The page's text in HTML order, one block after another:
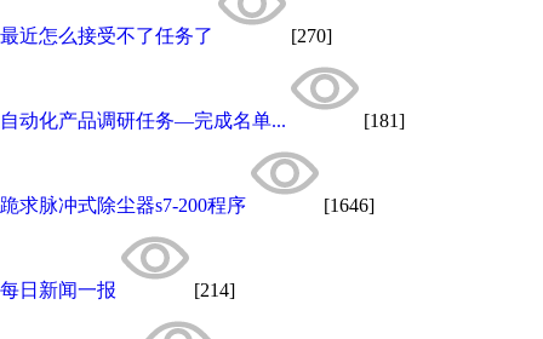
最近怎么接受不了任务了 [270]
自动化产品调研任务—完成名单... [181]
跪求脉冲式除尘器s7-200程序 [1646]
每日新闻一报 [214]